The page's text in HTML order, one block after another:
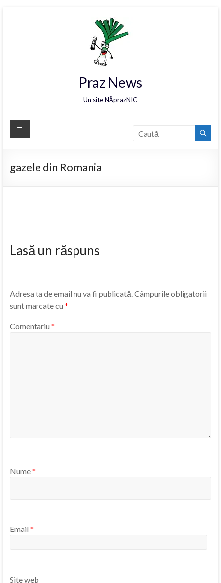
Praz News
Un site NĂprazNIC
gazele din Romania
Lasă un răspuns
Adresa ta de email nu va fi publicată.Câmpurile obligatorii
sunt marcate cu *
Comentariu *
Nume*
Email *
Site web